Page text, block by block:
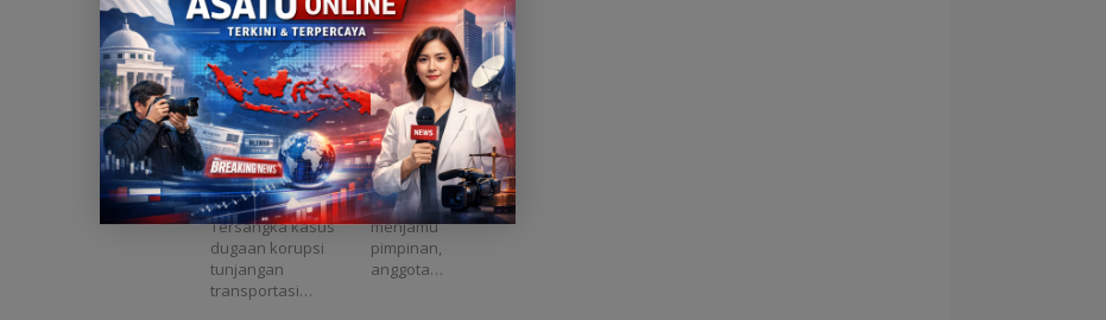
3 Kali Mangkir,
Eks Wakil Ketua
DPRD Babel
Dedi Yulianto
Diusulkan
Masuk DPO
Caption :
Tersangka Dedi
Yulianto
Pangkalpinang,
Asatu Online –
Tersangka kasus
dugaan korupsi
tunjangan
transportasi…
Mualem
Tegaskan Revisi
UUPA Jadi
Langkah
Penting untuk
Masa Depan
Aceh
Foto : Gubernur
Aceh, H. Muzakir
Manaf bersama
jajaran pimpinan
Pemerintah Aceh
menjamu
pimpinan,
anggota…